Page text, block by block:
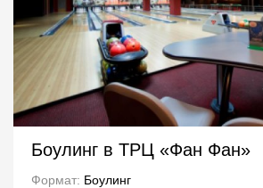
Боулинг в ТРЦ «Фан Фан»
Формат: Боулинг